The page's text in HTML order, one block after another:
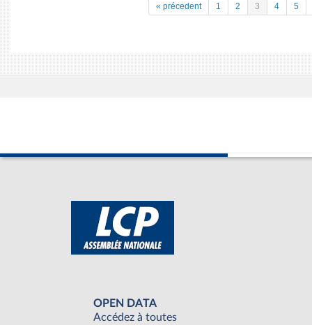
« précedent 1 2 3 4 5
OPEN DATA
Accédez à toutes